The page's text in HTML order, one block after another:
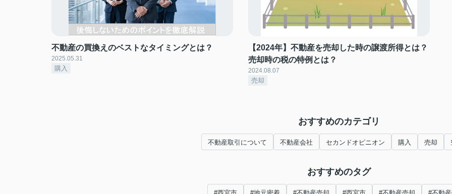
不動産の買換えのベストなタイミングとは？
2025.05.31
購入
【2024年】不動産を売却した時の譲渡所得とは？
売却時の税の特例とは？
2024.08.07
売却
おすすめのカテゴリ
不動産取引について 不動産会社 セカンドオピニオン 購入 売却
おすすめのタグ